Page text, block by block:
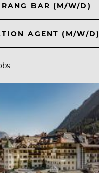
BAR (M/W/D)
AGENT (M/W/D)